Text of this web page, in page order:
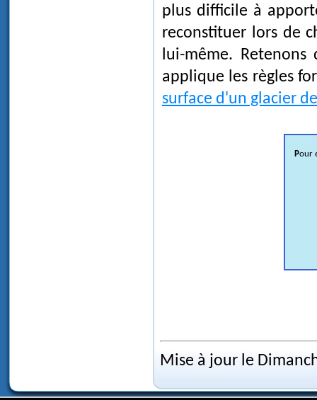
plus difficile à
reconstituer lors de
lui-même.
applique les règles
surface d'un glacier
Mise à jour le